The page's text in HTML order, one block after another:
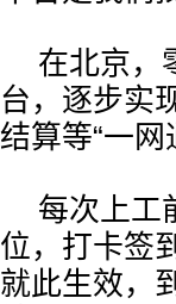
在北京，
台，逐步实
结算等“一
每次上工
位，打卡签
就此生效，